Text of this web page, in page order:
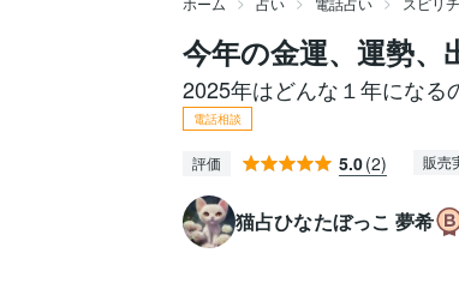
今年の金運、運勢、
2025年はどんな１年になる
電話相談
評価 5.0(2) 販売
猫占ひなたぼっこ 夢希